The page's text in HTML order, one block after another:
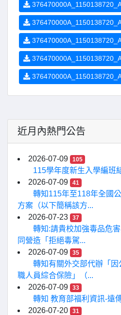
近月內熱門公告
2026-07-09 105
115學年度新生入學編班
2026-07-09
41
轉知115年至118年全國
方案（以下簡稱該方...
2026-07-23
37
轉知:請貴校加強毒品危
同營造「拒絕毒駕...
2026-07-09
35
轉知有關外交部代辦「
職人員綜合保險」（...
2026-07-09
33
轉知 教育部福利資訊-遠
2026-07-20
31